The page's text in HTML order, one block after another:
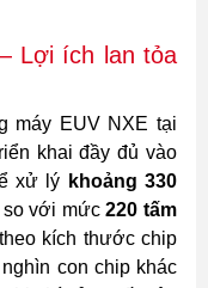
Lợi ích lan tỏa
máy EUV NXE tại
khai đầy đủ vào
xử lý khoảng 330
so với mức220 tấm
kích thước chip
con chip khác